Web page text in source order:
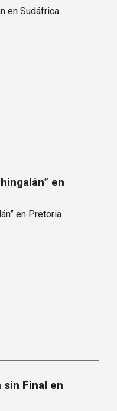
en
sin Final en